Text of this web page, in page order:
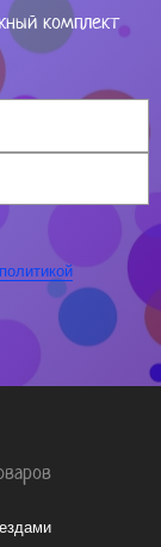
комплект
политикой